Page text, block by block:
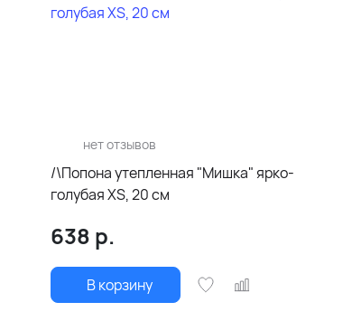
нет отзывов
/\Попона утепленная "Мишка" ярко-
голубая XS, 20 см
638 р.
В корзину